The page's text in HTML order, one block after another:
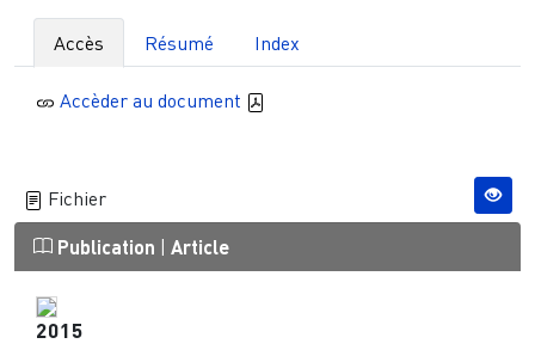
Accès Résumé Index
Accèder au document
Fichier
Publication | Article
2015